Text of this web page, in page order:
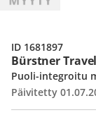
Bürstner
Puoli-integroitu
Päivitetty
ID 1681897